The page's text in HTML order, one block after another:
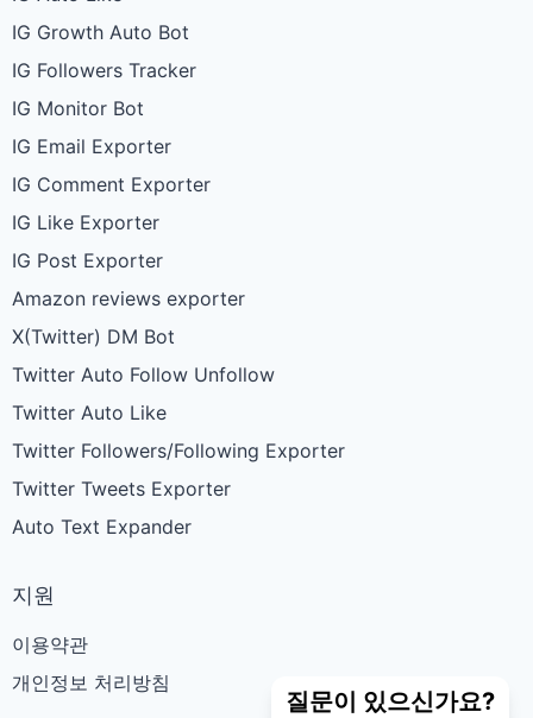
IG Growth Auto Bot
IG Followers Tracker
IG Monitor Bot
IG Email Exporter
IG Comment Exporter
IG Like Exporter
IG Post Exporter
Amazon reviews exporter
X(Twitter) DM Bot
Twitter Auto Follow Unfollow
Twitter Auto Like
Twitter Followers/Following Exporter
Twitter Tweets Exporter
Auto Text Expander
지원
이용약관
개인정보 처리방침
질문이 있으신가요?